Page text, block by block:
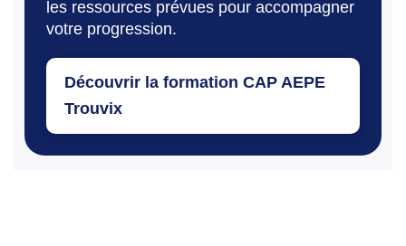
les ressources prévues pour accompagner
votre progression.
Découvrir la formation CAP AEPE
Trouvix